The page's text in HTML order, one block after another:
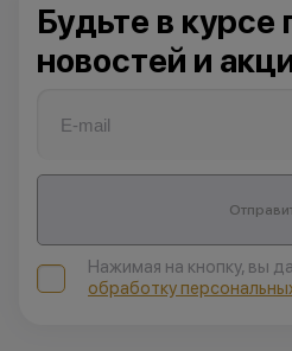
Челябинск
Чистополь
Будьте в курсе
новостей и
Нажимая на кнопку, вы
обработку